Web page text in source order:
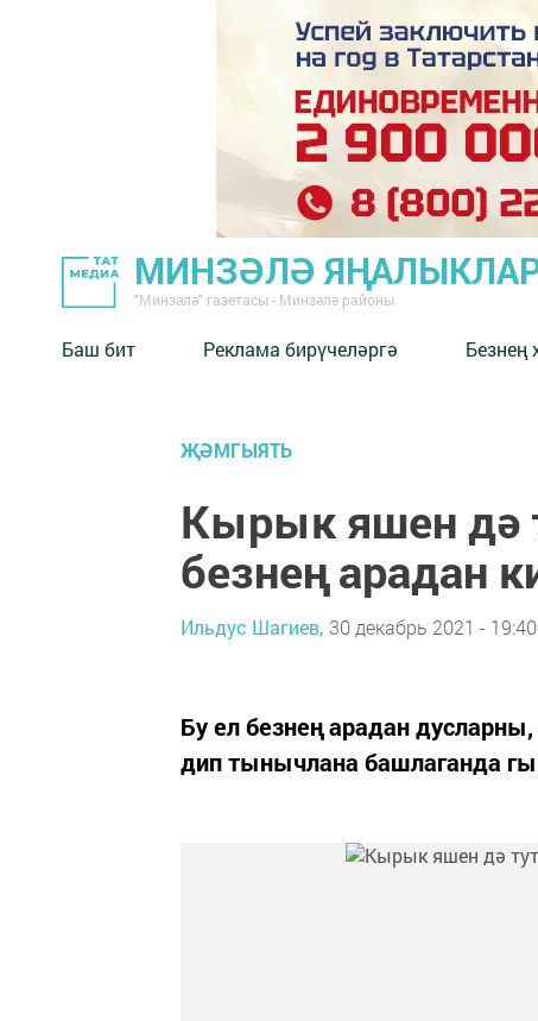
МИНЗӘЛӘ
"Минзәлә" газетасы - Минзәлә районы
Баш бит Реклама бирүчеләргә Безнең
ҖӘМГЫЯТЬ
Кырык яшен дә
безнең арадан
Ильдус Шагиев, 30 декабрь 2021 - 19:40
Бу ел безнең арадан
дип тынычлана башлаганда